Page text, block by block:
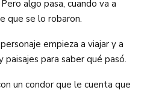
algo pasa, cuando va a
que se lo robaron.
empieza a viajar y a
para saber qué pasó.
un condor que le cuenta que